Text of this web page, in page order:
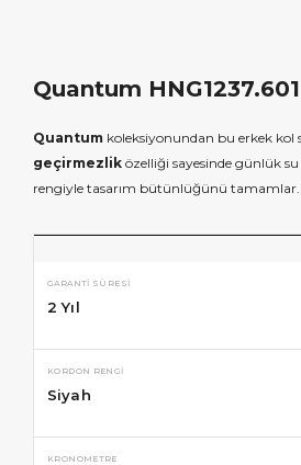
Quantum
Quantum koleksiyonundan bu erkek kol
geçirmezlik özelliği sayesinde günlük
rengiyle tasarım bütünlüğünü tamamlar.
GARANTI SÜRESI
2 Yıl
KORDON RENGI
Siyah
KRONOMETRE